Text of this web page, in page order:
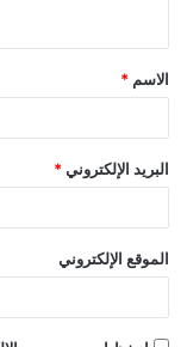
الاسم *
البريد الإلكتروني *
الموقع الإلكتروني